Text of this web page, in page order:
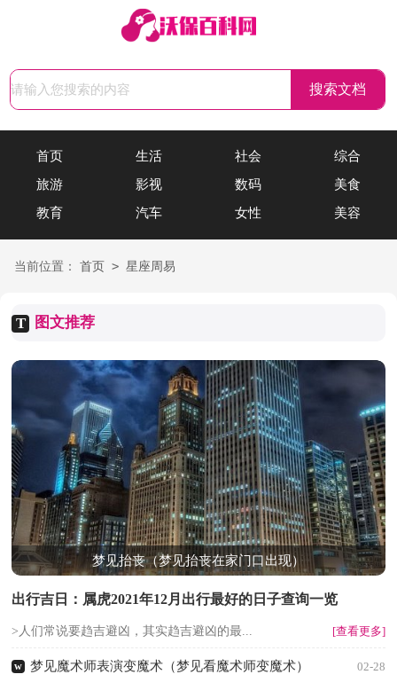
首页 生活 社会
综合
旅游
影视 数码
美食
教育
汽车 女性 美容
当前位置： 首页 > 星座周易
T 图文推荐
梦见抬丧（梦见抬丧在家门口出现）
出行吉日：属虎2021年12月出行最好的日子查询一览
>人们常说要趋吉避凶，其实趋吉避凶的最... [查看更多]
w 梦见魔术师表演变魔术（梦见看魔术师变魔术） 02-28